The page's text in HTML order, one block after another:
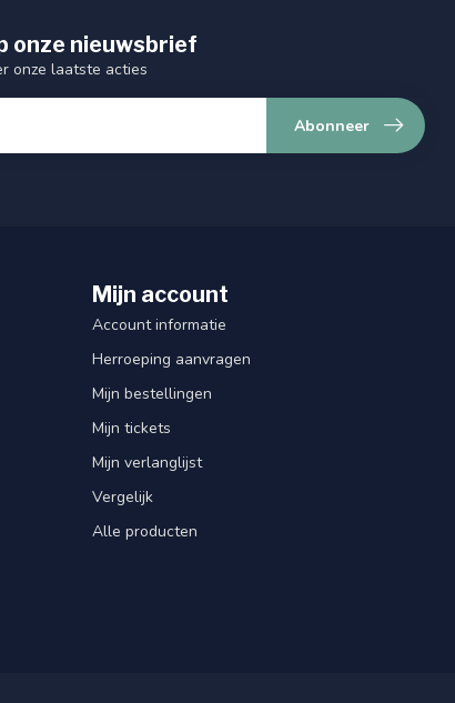
onze nieuwsbrief
onze laatste acties
Abonneer
Mijn account
Account informatie
Herroeping aanvragen
Mijn bestellingen
Mijn tickets
Mijn verlanglijst
Vergelijk
Alle producten